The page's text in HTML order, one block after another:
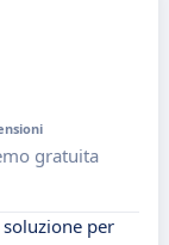
gratuita
per